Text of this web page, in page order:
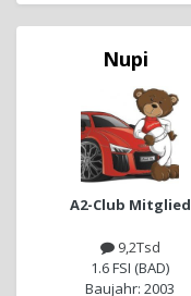
Nupi
A2-Club Mitglied
9,2Tsd
1.6 FSI (BAD)
Baujahr: 2003